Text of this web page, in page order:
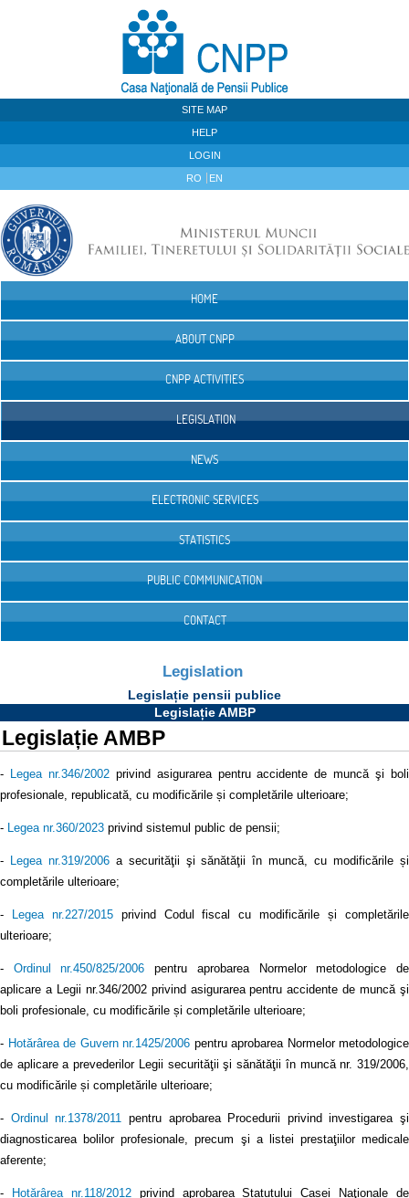
SITE MAP
HELP
LOGIN
RO EN
HOME
ABOUT CNPP
CNPP ACTIVITIES
LEGISLATION
NEWS
ELECTRONIC SERVICES
STATISTICS
PUBLIC COMMUNICATION
CONTACT
Legislation
Legislație pensii publice
Legislație AMBP
Legislație AMBP
- Legea nr.346/2002privind asigurarea pentru accidente de muncă şi boli
profesionale, republicată, cu modificările și completările ulterioare;
- Legea nr.360/2023 privind sistemul public de pensii;
- Legea nr.319/2006a securităţii şi sănătăţii în muncă, cu modificările și
completările ulterioare;
- Legea nr.227/2015privind Codul fiscal cu modificările și completările
ulterioare;
- Ordinul nr.450/825/2006 pentru aprobarea Normelor metodologice de
aplicare a Legii nr.346/2002 privind asigurarea pentru accidente de muncă şi
boli profesionale, cu modificările și completările ulterioare;
- Hotărârea de Guvern nr.1425/2006 pentru aprobarea Normelor metodologice
de aplicare a prevederilor Legii securităţii şi sănătăţii în muncă nr. 319/2006,
cu modificările și completările ulterioare;
- Ordinul nr.1378/2011
pentru aprobarea Procedurii privind investigarea şi
diagnosticarea bolilor profesionale, precum şi a listei prestaţiilor medicale
aferente;
- Hotărârea nr.118/2012privind aprobarea Statutului Casei Naţionale de